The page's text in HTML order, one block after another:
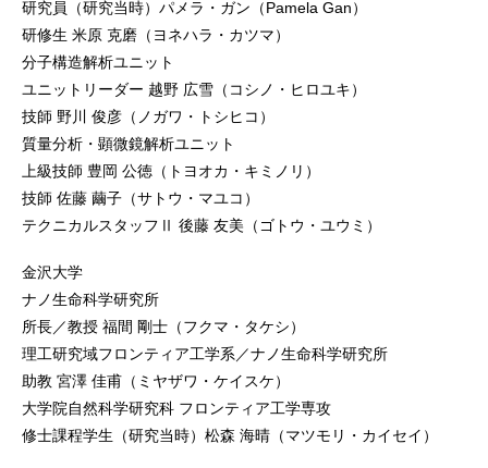
研究員（研究当時）パメラ・ガン（Pamela Gan）
研修生 米原 克磨（ヨネハラ・カツマ）
分子構造解析ユニット
ユニットリーダー 越野 広雪（コシノ・ヒロユキ）
技師 野川 俊彦（ノガワ・トシヒコ）
質量分析・顕微鏡解析ユニット
上級技師 豊岡 公徳（トヨオカ・キミノリ）
技師 佐藤 繭子（サトウ・マユコ）
テクニカルスタッフⅡ 後藤 友美（ゴトウ・ユウミ）
金沢大学
ナノ生命科学研究所
所長／教授 福間 剛士（フクマ・タケシ）
理工研究域フロンティア工学系／ナノ生命科学研究所
助教 宮澤 佳甫（ミヤザワ・ケイスケ）
大学院自然科学研究科 フロンティア工学専攻
修士課程学生（研究当時）松森 海晴（マツモリ・カイセイ）